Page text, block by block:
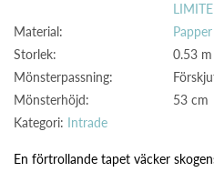
Material:
Papper
Storlek:
0.53
Mönsterpassning:
Mönsterhöjd:
53 cm
Kategori: Intrade
En förtrollande tapet väcker